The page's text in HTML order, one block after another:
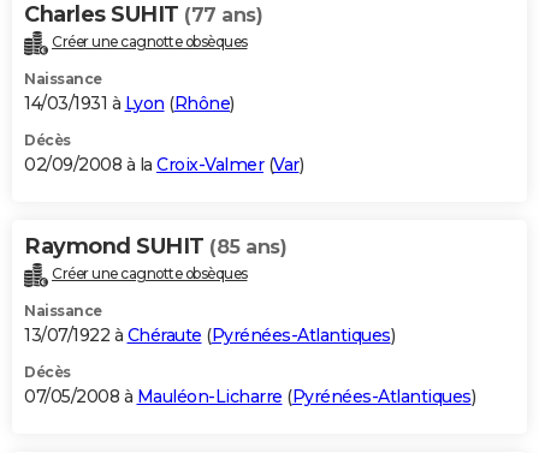
Charles SUHIT (77 ans)
Créer une cagnotte obsèques
Naissance
14/03/1931 à Lyon (Rhône)
Décès
02/09/2008 à la Croix-Valmer(Var)
Raymond SUHIT (85 ans)
Créer une cagnotte obsèques
Naissance
13/07/1922 à Chéraute (Pyrénées-Atlantiques)
Décès
07/05/2008 à Mauléon-Licharre (Pyrénées-Atlantiques)